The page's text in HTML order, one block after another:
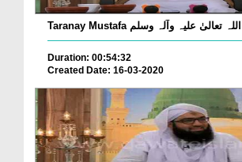
Duration: 00:54:32
Created Date: 16-03-2020